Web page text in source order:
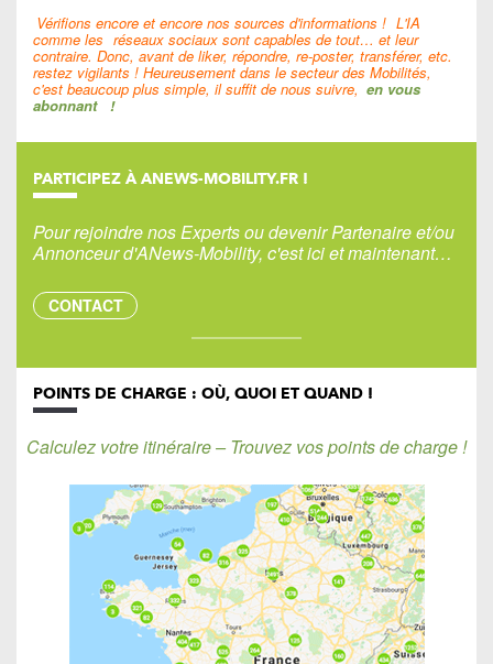
Vérifions encore et encore nos sources d'informations ! L'IA
comme les réseaux sociaux sont capables de tout… et leur
contraire. Donc, avant de liker, répondre, re-poster, transférer, etc.
restez vigilants ! Heureusement dans le secteur des Mobilités,
c'est beaucoup plus simple, il suffit de nous suivre, en vous
abonnant !
PARTICIPEZ À ANEWS-MOBILITY.FR !
Pour rejoindre nos Experts ou devenir Partenaire et/ou
Annonceur d'ANews-Mobility, c'est ici et maintenant…
CONTACT
POINTS DE CHARGE : OÙ, QUOI ET QUAND !
Calculez votre itinéraire – Trouvez vos points de charge !